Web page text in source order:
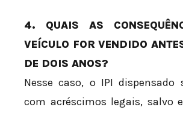
4. QUAIS AS
VEÍCULO FOR VENDIDO
DE DOIS ANOS?
Nesse caso, o IPI dispensado
com acréscimos legais, salvo